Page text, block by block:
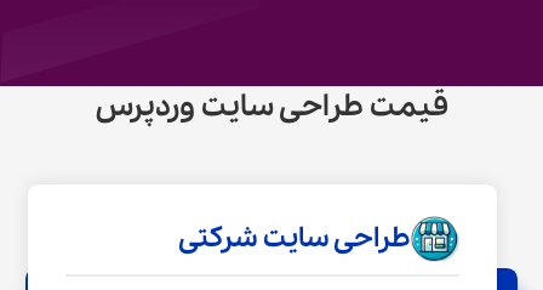
قیمت طراحی سایت وردپرس
طراحی سایت شرکتی